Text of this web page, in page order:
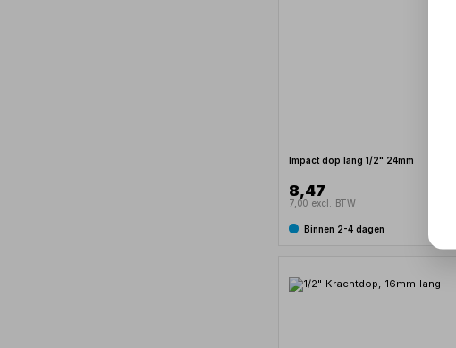
Impact dop lang 1/2" 24mm
8,47
7,00 excl. BTW
Binnen 2-4 dagen